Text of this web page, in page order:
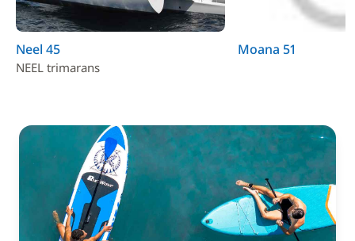
Neel 45
NEEL trimarans
Moana 51